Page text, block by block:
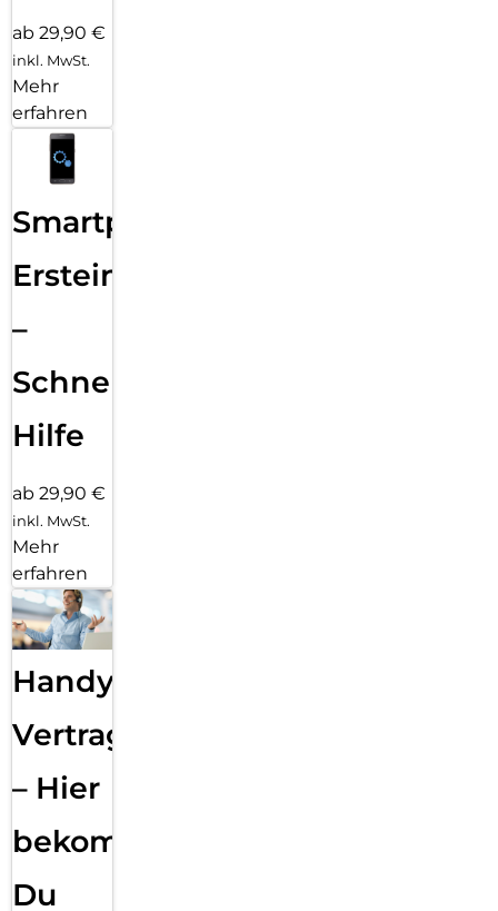
ab 29,90 €
inkl. MwSt.
Mehr
erfahren
Smartphone
Ersteinrichtung
–
Schnelle
Hilfe
ab 29,90 €
inkl. MwSt.
Mehr
erfahren
Handy
Vertragsabwicklung
– Hier
bekommst
Du